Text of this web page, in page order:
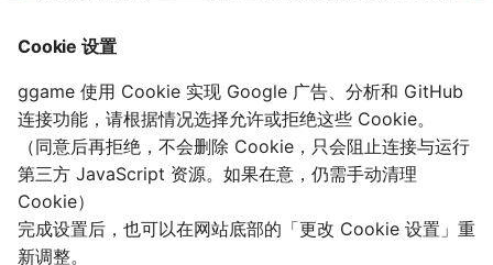
置、快速反馈！举报诈骗，就打10000号！
设计上的隔离
GreatFire 于 2013 年开始监控 Apple 的审查制度。2019
年，它启动了 AppleCensorship 项目以及 App Store
Monitor (ASM)， 以跟踪在 App Store 中不可用的 iOS
App。
Cookie 设置
ggame 使用 Cookie 实现 Google 广告、分析和 GitHub
连接功能，请根据情况选择允许或拒绝这些 Cookie。
（同意后再拒绝，不会删除 Cookie，只会阻止连接与运行
第三方 JavaScript 资源。如果在意，仍需手动清理
Cookie）
完成设置后，也可以在网站底部的「更改 Cookie 设置」重
新调整。